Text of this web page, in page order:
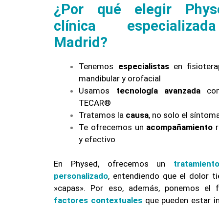
¿Por qué elegir
clínica
Madrid?
Tenemos especialistasen
mandibular y orofacial
Usamos tecnología avanzada
TECAR®
Tratamos la causa, no solo el
Te ofrecemos un acompañamiento
y efectivo
En Physed, ofrecemos un
personalizado, entendiendo que el dolor
»capas». Por eso, además, ponemos el
factores contextuales que pueden estar